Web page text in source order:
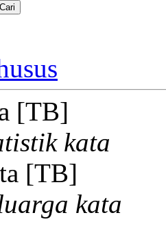
[TB]
kata
[TB]
kata